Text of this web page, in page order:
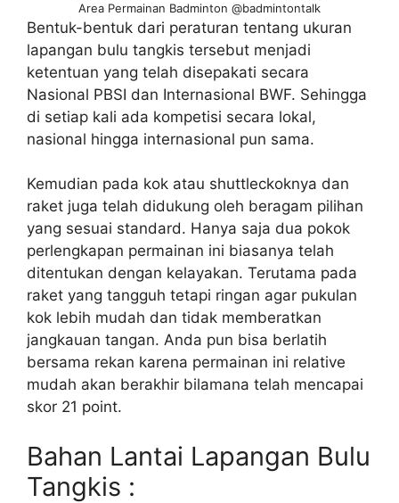
Area Permainan Badminton @badmintontalk
Bentuk-bentuk dari peraturan tentang ukuran
lapangan bulu tangkis tersebut menjadi
ketentuan yang telah disepakati secara
Nasional PBSI dan Internasional BWF. Sehingga
di setiap kali ada kompetisi secara lokal,
nasional hingga internasional pun sama.
Kemudian pada kok atau shuttleckoknya dan
raket juga telah didukung oleh beragam pilihan
yang sesuai standard. Hanya saja dua pokok
perlengkapan permainan ini biasanya telah
ditentukan dengan kelayakan. Terutama pada
raket yang tangguh tetapi ringan agar pukulan
kok lebih mudah dan tidak memberatkan
jangkauan tangan. Anda pun bisa berlatih
bersama rekan karena permainan ini relative
mudah akan berakhir bilamana telah mencapai
skor 21 point.
Bahan Lantai Lapangan Bulu
Tangkis :